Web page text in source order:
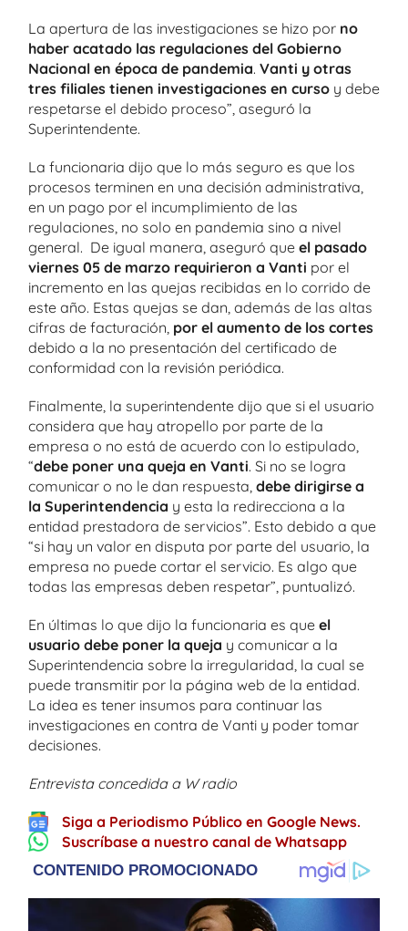
La apertura de las investigaciones se hizo por no
haber acatado las regulaciones del Gobierno
Nacional en época de pandemia. Vanti y otras
tres filiales tienen investigaciones en curso y debe
respetarse el debido proceso”, aseguró la
Superintendente.
La funcionaria dijo que lo más seguro es que los
procesos terminen en una decisión administrativa,
en un pago por el incumplimiento de las
regulaciones, no solo en pandemia sino a nivel
general. De igual manera, aseguró que el pasado
viernes 05 de marzo requirieron a Vanti por el
incremento en las quejas recibidas en lo corrido de
este año. Estas quejas se dan, además de las altas
cifras de facturación, por el aumento de los cortes
debido a la no presentación del certificado de
conformidad con la revisión periódica.
Finalmente, la superintendente dijo que si el usuario
considera que hay atropello por parte de la
empresa o no está de acuerdo con lo estipulado,
“debe poner una queja en Vanti. Si no se logra
comunicar o no le dan respuesta, debe dirigirse a
la Superintendencia y esta la redirecciona a la
entidad prestadora de servicios”. Esto debido a que
“si hay un valor en disputa por parte del usuario, la
empresa no puede cortar el servicio. Es algo que
todas las empresas deben respetar”, puntualizó.
En últimas lo que dijo la funcionaria es que el
usuario debe poner la queja y comunicar a la
Superintendencia sobre la irregularidad, la cual se
puede transmitir por la página web de la entidad.
La idea es tener insumos para continuar las
investigaciones en contra de Vanti y poder tomar
decisiones.
Entrevista concedida a W radio
Siga a Periodismo Público en Google News.
Suscríbase a nuestro canal de Whatsapp